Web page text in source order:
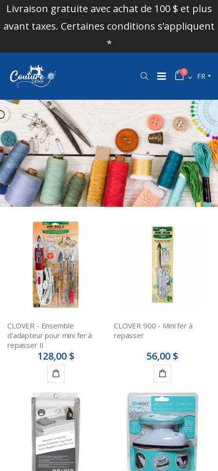
Livraison gratuite avec achat de 100 $ et plus
avant taxes. Certaines conditions s’appliquent
*
0 FR
CLOVER - Ensemble
d'adapteur pour mini fer à
repasser II
128,00 $
au
panier
CLOVER 900 - Mini fer à
repasser
56,00 $
au
panier